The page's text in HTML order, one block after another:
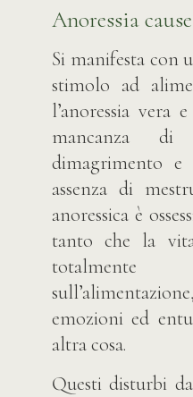
Anoressia
Si manifesta con
stimolo ad
l’anoressia vera
mancanza di
dimagrimento e
assenza di
anoressica è
tanto che la
emozioni ed
altra cosa.
Questi disturbi